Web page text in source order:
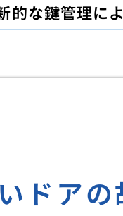
的な鍵管理に
ドアの